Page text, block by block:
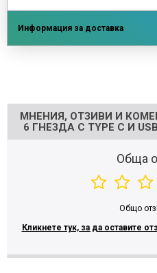
Информация за доставка
МНЕНИЯ, ОТЗИВИ И
6 ГНЕЗДА С TYPE C И
Обща
Общо
Кликнете тук, за да оставите